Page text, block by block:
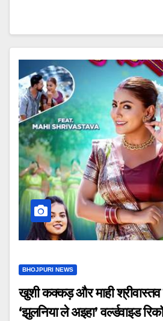
BHOJPURI NEWS
खुशी कक्कड़ और माही श्रीवास्तव
‘झुलनिया ले अइहा’ वर्ल्डवाइड